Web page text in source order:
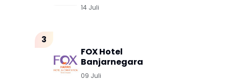
14 Juli
FOX Hotel
Banjarnegara
09 Juli